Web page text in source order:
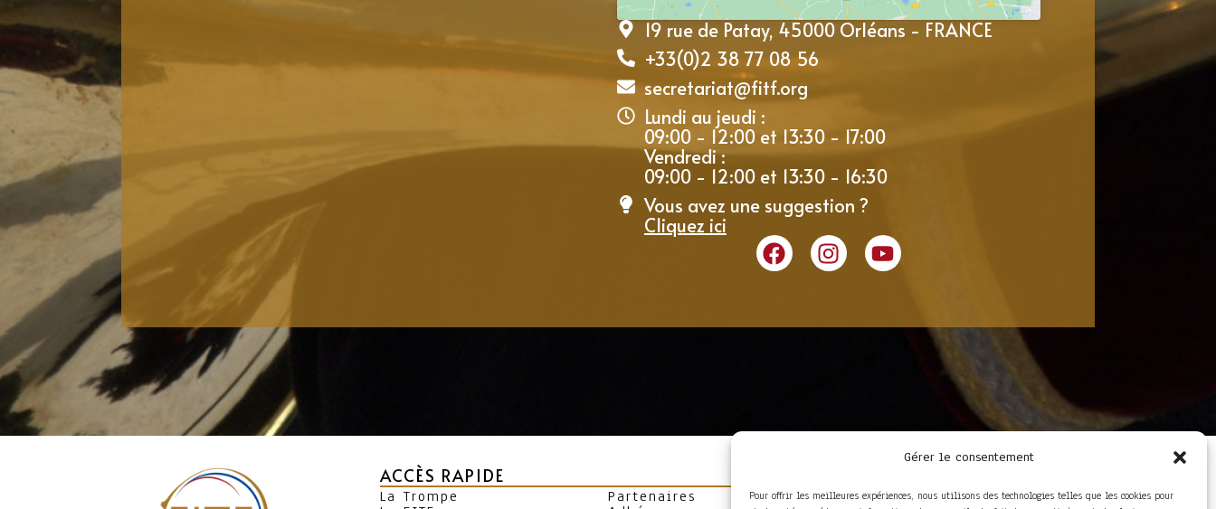
Gérer le consentement
Pour offrir les meilleures expériences, nous utilisons des technologies telles que les cookies pour
19 rue de Patay, 45000 Orléans - FRANCE
+33(0)2 38 77 08 56
secretariat@fitf.org
Lundi au jeudi :
09:00 - 12:00 et 13:30 - 17:00
Vendredi :
09:00 - 12:00 et 13:30 - 16:30
Vous avez une suggestion ?
Cliquez ici
ACCÈS RAPIDE
La Trompe Partenaires Foire aux questions